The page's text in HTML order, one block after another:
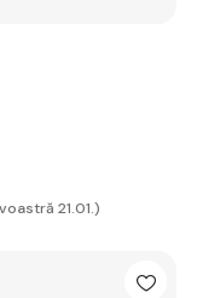
21.01.)